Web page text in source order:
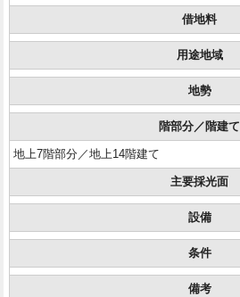
借地料
用途地域
地勢
階部分／階建て
地上7階部分／地上14階建て
主要採光面
設備
条件
備考